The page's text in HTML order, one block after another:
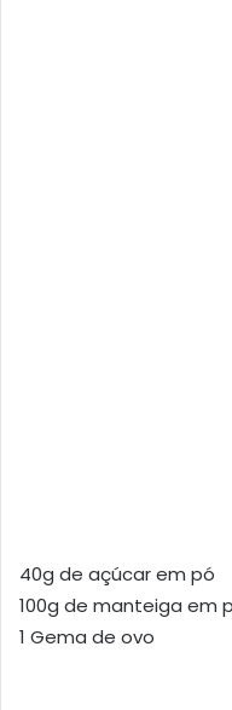
40g de açúcar em pó
100g de manteiga em
1 Gema de ovo